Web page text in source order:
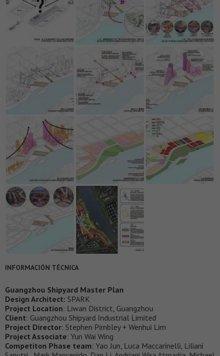
INFORMACIÓN TÉCNICA
Guangzhou Shipyard Master Plan
Design Architect: SPARK
Project Location: Liwan District, Guangzhou
Client: Guangzhou Shipyard Industrial Limited
Project Director: Stephen Pimbley + Wenhui Lim
Project Associate: Yun Wai Wing
Competiton Phase team: Yao Jun, Luca Maccarinelli, Liliani